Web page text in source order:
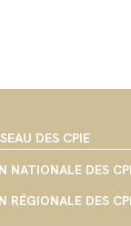
DES CPIE
NATIONALE DES
RÉGIONALE DES